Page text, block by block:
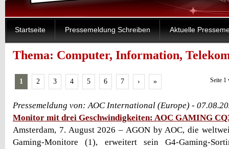
Startseite Pressemeldung Schreiben Aktuelle
Thema: Computer, Information,
1 2 3 4 5 6 7 › » Seite 1
Pressemeldung von: AOC International (Europe) -
Monitor mit drei Geschwindigkeiten: AOC GAMING
Amsterdam, 7. August 2026 – AGON by AOC, die
Gaming-Monitore (1), erweitert sein G4-Gaming-